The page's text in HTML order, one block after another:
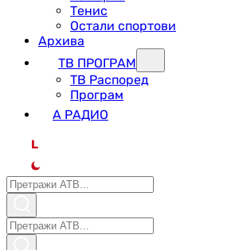
Тенис
Остали спортови
Архива
ТВ ПРОГРАМ
ТВ Распоред
Програм
А РАДИО
L